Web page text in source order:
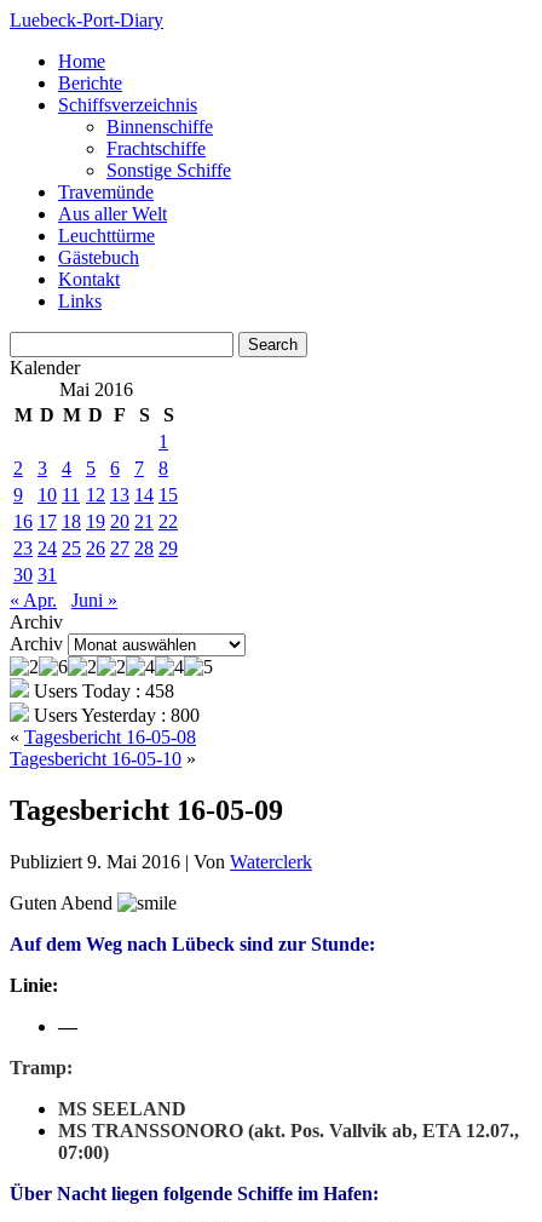
Luebeck-Port-Diary
Home
Berichte
Schiffsverzeichnis
Binnenschiffe
Frachtschiffe
Sonstige Schiffe
Travemünde
Aus aller Welt
Leuchttürme
Gästebuch
Kontakt
Links
Kalender
Mai 2016
M D M D F S
S
1
2
3 4 5 6 7
8
9
10 11 12 13 14 15
16 17 18 19 20 21 22
23 24 25 26 27 28 29
30 31
« Apr.
Juni »
Archiv
Archiv
Users Today : 458
Users Yesterday : 800
« Tagesbericht 16-05-08
Tagesbericht 16-05-10 »
Tagesbericht 16-05-09
Publiziert 9. Mai 2016 | Von Waterclerk
Guten Abend
Auf dem Weg nach Lübeck sind zur Stunde:
Linie:
—
Tramp:
MS SEELAND
MS TRANSSONORO (akt. Pos. Vallvik ab, ETA 12.07.,
07:00)
Über Nacht liegen folgende Schiffe im Hafen: